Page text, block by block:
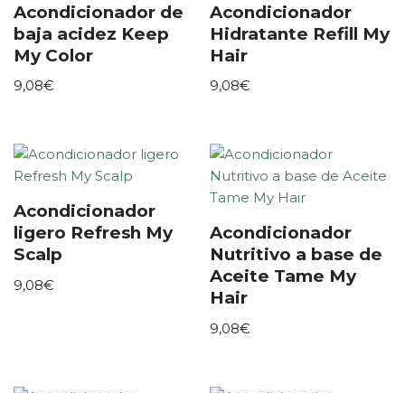
Acondicionador de
baja acidez Keep
My Color
9,08€
Acondicionador
Hidratante Refill My
Hair
9,08€
Acondicionador
ligero Refresh My
Scalp
9,08€
Acondicionador
Nutritivo a base de
Aceite Tame My
Hair
9,08€